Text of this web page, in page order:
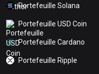
Portefeuille Solana
Portefeuille USD Coin
Portefeuille Cardano
Portefeuille Ripple